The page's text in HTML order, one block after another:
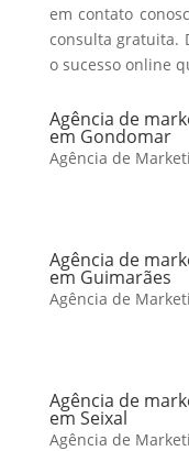
em contato
consulta gratuita.
o sucesso online
Agência de
em Gondomar
Agência de
Agência de
em Guimarães
Agência de
Agência de
em Seixal
Agência de